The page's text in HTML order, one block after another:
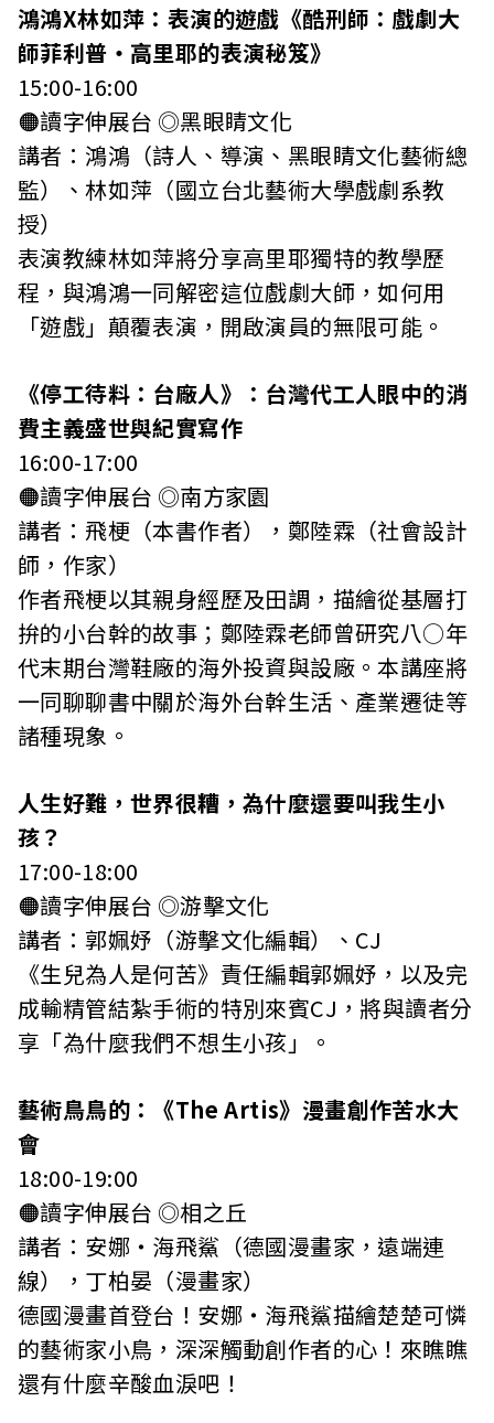
鴻鴻X林如萍：表演的遊戲《酷刑師：戲劇大
師菲利普‧高里耶的表演秘笈》
15:00-16:00
🟠讀字伸展台 ◎黑眼睛文化
講者：鴻鴻（詩人、導演、黑眼睛文化藝術總
監）、林如萍（國立台北藝術大學戲劇系教
授）
表演教練林如萍將分享高里耶獨特的教學歷
程，與鴻鴻一同解密這位戲劇大師，如何用
「遊戲」顛覆表演，開啟演員的無限可能。
《停工待料：台廠人》：台灣代工人眼中的消
費主義盛世與紀實寫作
16:00-17:00
🟠讀字伸展台 ◎南方家園
講者：飛梗（本書作者），鄭陸霖（社會設計
師，作家）
作者飛梗以其親身經歷及田調，描繪從基層打
拚的小台幹的故事；鄭陸霖老師曾研究八○年
代末期台灣鞋廠的海外投資與設廠。本講座將
一同聊聊書中關於海外台幹生活、產業遷徒等
諸種現象。
人生好難，世界很糟，為什麼還要叫我生小
孩？
17:00-18:00
🟠讀字伸展台 ◎游擊文化
講者：郭姵妤（游擊文化編輯）、CJ
《生兒為人是何苦》責任編輯郭姵妤，以及完
成輸精管結紮手術的特別來賓CJ，將與讀者分
享「為什麼我們不想生小孩」。
藝術鳥鳥的：《The Artis》漫畫創作苦水大
會
18:00-19:00
🟠讀字伸展台 ◎相之丘
講者：安娜・海飛鯊（德國漫畫家，遠端連
線），丁柏晏（漫畫家）
德國漫畫首登台！安娜・海飛鯊描繪楚楚可憐
的藝術家小鳥，深深觸動創作者的心！來瞧瞧
還有什麼辛酸血淚吧！